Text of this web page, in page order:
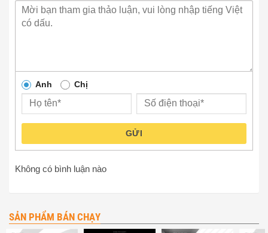
Anh Chị
GỬI
Không có bình luận nào
SẢN PHẨM BÁN CHẠY